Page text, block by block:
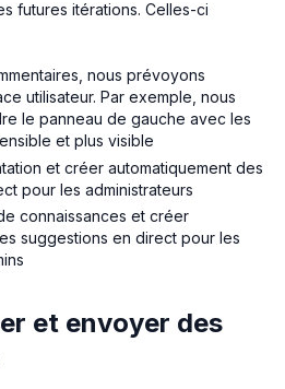
futures itérations. Celles-ci
nous prévoyons
utilisateur. Par exemple, nous
le panneau de gauche avec les
et plus visible
et créer automatiquement des
pour les administrateurs
connaissances et créer
suggestions en direct pour les
et envoyer des